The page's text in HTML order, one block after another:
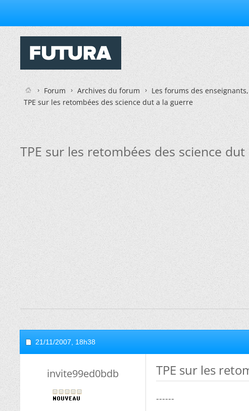
Forum Archives du forum Les forums des
TPE sur les retombées des science dut a la guerre
TPE sur les retombées des science
21/11/2007, 18h38
invite99ed0bdb TPE sur les
------